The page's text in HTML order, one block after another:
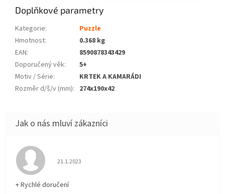
Doplňkové parametry
Kategorie:
Puzzle
Hmotnost:
0.368 kg
EAN:
8590878343429
Doporučený věk:
5+
Motiv / Série:
KRTEK A KAMARÁDI
Rozměr d/š/v (mm): 274x190x42
Hodnocení obchodu je 5 z 5 hvězdiček.
21.1.2023
+ Rychlé doručení